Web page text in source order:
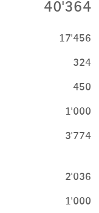
40'364
17'456
324
450
1'000
3'774
2'036
1'000